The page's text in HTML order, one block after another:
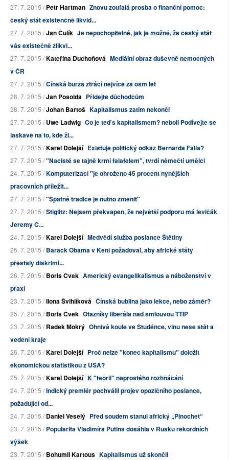
27. 7. 2015 /Petr Hartman Znovu zoufalá prosba o finanční pomoc:
český stát existenčně likvid...
27. 7. 2015 /Jan Čulík Je nepochopitelné, jak je možné, že český stát
vás existečně zlikvi...
27. 7. 2015 /Kateřina Duchoňová Mediální obraz duševně nemocných
v ČR
27. 7. 2015 /Čínská burza ztrácí nejvíce za osm let
28. 7. 2015 /Jan Posolda Přidejte důchodcům
28. 7. 2015 /Johan Bartoš Kapitalismus zatím nekončí
27. 7. 2015 /Uwe Ladwig Co je teď s kapitalismem? neboli Podívejte se
laskavě na to, kde ži...
27. 7. 2015 /Karel Dolejší Existuje politický odkaz Bernarda Falla?
27. 7. 2015 /"Nacisté se tajně krmí falafelem", tvrdí němečtí umělci
24. 7. 2015 /Komputerizací "je ohroženo 45 procent nynějších
pracovních příležit...
27. 7. 2015 /"Špatné tradice je nutno změnit"
27. 7. 2015 /Stiglitz: Nejsem překvapen, že největší podporu má levičák
Jeremy C...
24. 7. 2015 /Karel Dolejší Medvědí služba poslance Štětiny
25. 7. 2015 /Barack Obama v Keni požadoval, aby africké státy
přestaly diskrimi...
26. 7. 2015 /Boris Cvek Americký evangelikalismus a náboženství v
praxi
23. 7. 2015 /Ilona Švihlíková Čínská bublina jako lekce, nebo záměr?
25. 7. 2015 /Boris Cvek Otazníky liberála nad smlouvou TTIP
23. 7. 2015 /Radek Mokrý Ohnivá koule ve Studénce, vinu nese stát a
vedení kraje
26. 7. 2015 /Karel Dolejší Proč nelze "konec kapitalismu" doložit
ekonomickou statistikou z USA?
25. 7. 2015 /Karel Dolejší K "teorii" naprostého rozhňácání
24. 7. 2015 /Indický premiér pochválil projev opozičního poslance,
požadující od...
24. 7. 2015 /Daniel Veselý Před soudem stanul africký „Pinochet“
23. 7. 2015 /Popularita Vladimíra Putina dosáhla v Rusku rekordních
výšek
23. 7. 2015 /Bohumil Kartous Kapitalismus už skončil